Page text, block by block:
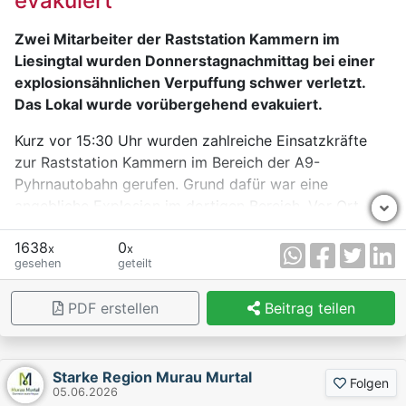
Zwei Mitarbeiter der Raststation Kammern im
Liesingtal wurden Donnerstagnachmittag bei einer
explosionsähnlichen Verpuffung schwer verletzt.
Das Lokal wurde vorübergehend evakuiert.
Kurz vor 15:30 Uhr wurden zahlreiche Einsatzkräfte
zur Raststation Kammern im Bereich der A9-
Pyhrnautobahn gerufen. Grund dafür war eine
stellten Polizisten fest, dass die betroffene Örtlichkeit
im Keller des dortigen Autobahn-Restaurants liegt.
Dort war es aus bislang ungeklärter Ursache zu einer
Art Verpuffung gekommen. Dabei wurden zwei
Männer im Alter von 20 und 21 Jahren aus Ungarn
schwer verletzt. Die Mitarbeiter der Raststation
dürften schwere Verbrennungen an den Extremitäten
erlitten haben. Ein anwesender Arzt leistete Erste
Hilfe. Das Österreichische Rote Kreuz führte in der
1638x
gesehen
0x
geteilt
PDF erstellen Beitrag teilen
Starke Region Murau Murtal
05.06.2026
Folgen